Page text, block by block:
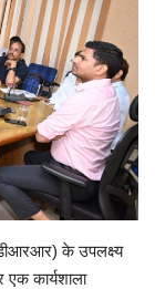
के उपलक्ष्य
एक कार्यशाला